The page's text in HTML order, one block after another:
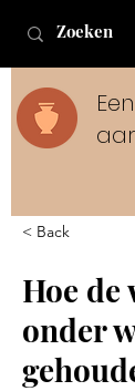
< Back
Hoe de
onder